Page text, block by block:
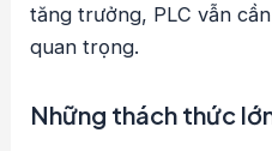
tăng trưởng, PLC vẫn
quan trọng.
Những thách thức